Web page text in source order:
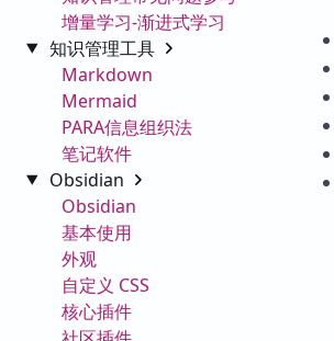
增量学习-渐进式学习
知识管理工具
Markdown
Mermaid
PARA信息组织法
笔记软件
Obsidian
Obsidian
基本使用
外观
自定义 CSS
核心插件